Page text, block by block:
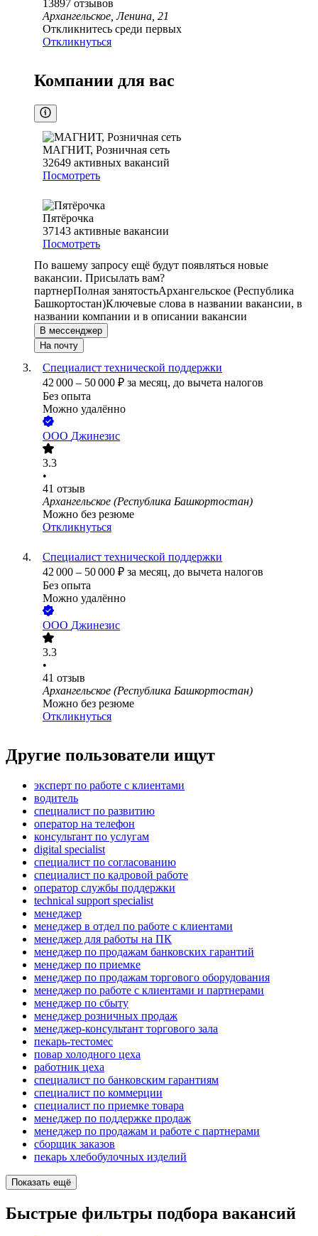
13897 отзывов
Архангельское, Ленина, 21
Откликнитесь среди первых
Откликнуться
Компании для вас
МАГНИТ, Розничная сеть
32649 активных вакансий
Посмотреть
Пятёрочка
37143 активные вакансии
Посмотреть
По вашему запросу ещё будут появляться новые
вакансии. Присылать вам?
партнерПолная занятостьАрхангельское (Республика
Башкортостан)Ключевые слова в названии вакансии, в
названии компании и в описании вакансии
В мессенджер
На почту
Специалист технической поддержки
42 000 – 50 000 ₽ за месяц, до вычета налогов
Без опыта
Можно удалённо
ООО Джинезис
3.3
•
41 отзыв
Архангельское (Республика Башкортостан)
Можно без резюме
Откликнуться
Специалист технической поддержки
42 000 – 50 000 ₽ за месяц, до вычета налогов
Без опыта
Можно удалённо
ООО Джинезис
3.3
•
41 отзыв
Архангельское (Республика Башкортостан)
Можно без резюме
Откликнуться
Другие пользователи ищут
эксперт по работе с клиентами
водитель
специалист по развитию
опeрaтoр нa тeлeфoн
консультант по услугам
digital specialist
специалист по согласованию
специалист по кадровой работе
оператор службы поддержки
technical support specialist
менеджер
менеджер в отдел по работе с клиентами
менеджер для работы на ПК
менеджер по продажам банковских гарантий
менеджер по приемке
менеджер по продажам торгового оборудования
менеджер по работе с клиентами и партнерами
менеджер по сбыту
менеджер розничных продаж
менеджер-консультант торгового зала
пекарь-тестомес
повар холодного цеха
работник цеха
специалист по банковским гарантиям
специалист по коммерции
специалист по приемке товара
менеджер по поддержке продаж
менеджер по продажам и работе с партнерами
сборщик заказов
пекарь хлебобулочных изделий
Показать ещё
Быстрые фильтры подбора вакансий